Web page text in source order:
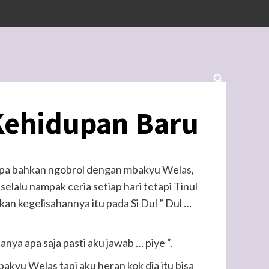
Baru
bahkan ngobrol dengan mbakyu Welas,
nampak ceria setiap hari tetapi Tinul
kegelisahannya itu pada Si Dul ” Dul …
apa saja pasti aku jawab … piye “.
Welas tapi aku heran kok dia itu bisa